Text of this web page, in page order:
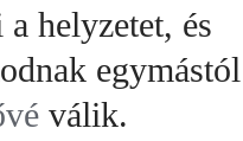
helyzetet, és
válik.